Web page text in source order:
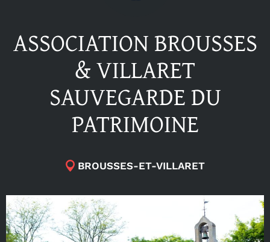
ASSOCIATION BROUSSES
& VILLARET
SAUVEGARDE DU
PATRIMOINE
BROUSSES-ET-VILLARET